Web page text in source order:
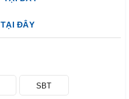
TẠI ĐÂY
SBT